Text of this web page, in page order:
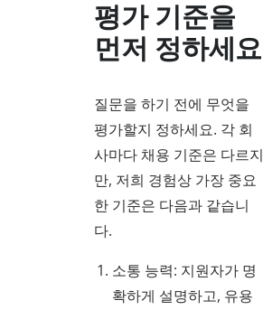
평가 기준을
먼저 정하세요
질문을 하기 전에 무엇을
평가할지 정하세요. 각 회
사마다 채용 기준은 다르지
만, 저희 경험상 가장 중요
한 기준은 다음과 같습니
다.
소통 능력: 지원자가 명
확하게 설명하고, 유용